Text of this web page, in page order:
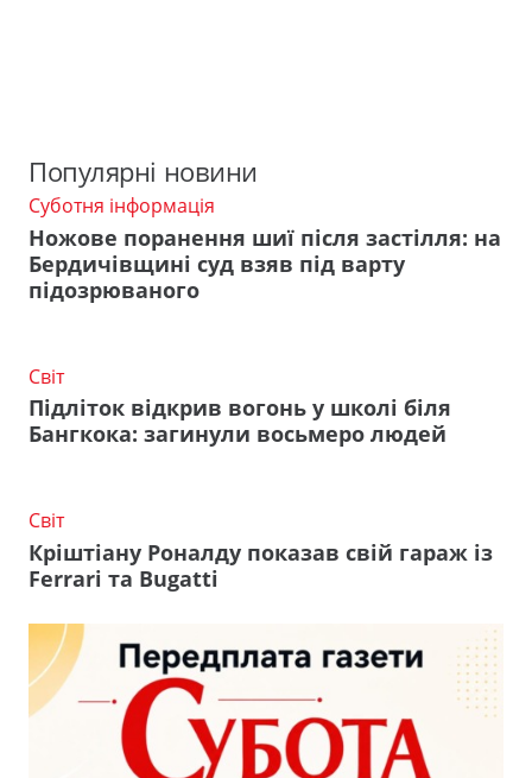
Популярні новини
Суботня інформація
Ножове поранення шиї після застілля: на
Бердичівщині суд взяв під варту
підозрюваного
Світ
Підліток відкрив вогонь у школі біля
Бангкока: загинули восьмеро людей
Світ
Кріштіану Роналду показав свій гараж із
Ferrari та Bugatti